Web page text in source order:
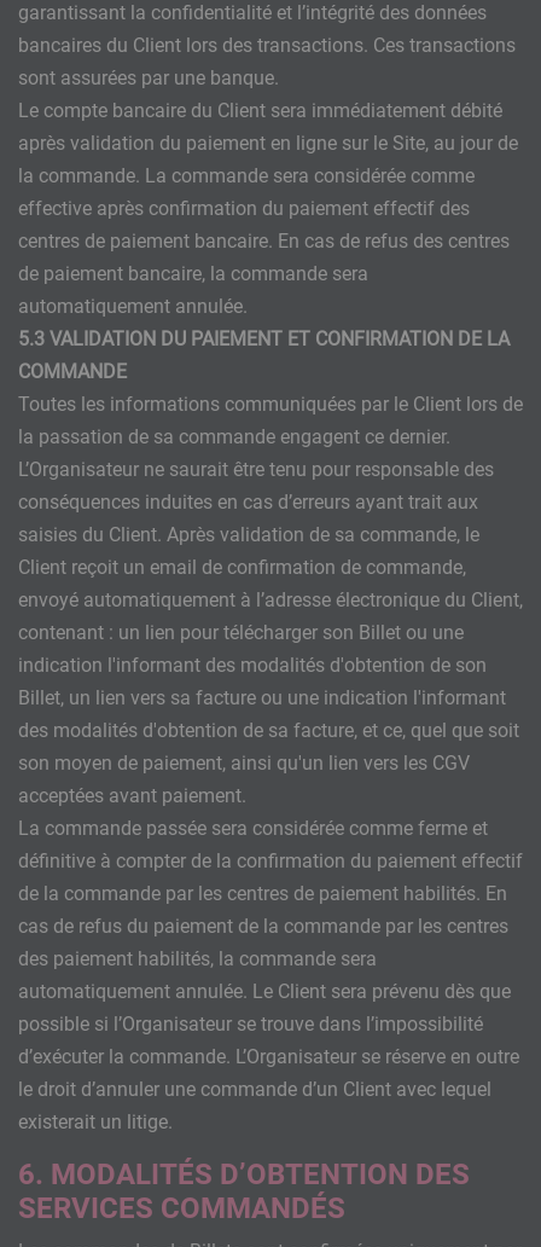
garantissant la confidentialité et l’intégrité des données
bancaires du Client lors des transactions. Ces transactions
sont assurées par une banque.
Le compte bancaire du Client sera immédiatement débité
après validation du paiement en ligne sur le Site, au jour de
la commande. La commande sera considérée comme
effective après confirmation du paiement effectif des
centres de paiement bancaire. En cas de refus des centres
de paiement bancaire, la commande sera
automatiquement annulée.
5.3 VALIDATION DU PAIEMENT ET CONFIRMATION DE LA
COMMANDE
Toutes les informations communiquées par le Client lors de
la passation de sa commande engagent ce dernier.
L’Organisateur ne saurait être tenu pour responsable des
conséquences induites en cas d’erreurs ayant trait aux
saisies du Client. Après validation de sa commande, le
Client reçoit un email de confirmation de commande,
envoyé automatiquement à l’adresse électronique du Client,
contenant : un lien pour télécharger son Billet ou une
indication l'informant des modalités d'obtention de son
Billet, un lien vers sa facture ou une indication l'informant
des modalités d'obtention de sa facture, et ce, quel que soit
son moyen de paiement, ainsi qu'un lien vers les CGV
acceptées avant paiement.
La commande passée sera considérée comme ferme et
définitive à compter de la confirmation du paiement effectif
de la commande par les centres de paiement habilités. En
cas de refus du paiement de la commande par les centres
des paiement habilités, la commande sera
automatiquement annulée. Le Client sera prévenu dès que
possible si l’Organisateur se trouve dans l’impossibilité
d’exécuter la commande. L’Organisateur se réserve en outre
le droit d’annuler une commande d’un Client avec lequel
existerait un litige.
6. MODALITÉS D’OBTENTION DES
SERVICES COMMANDÉS